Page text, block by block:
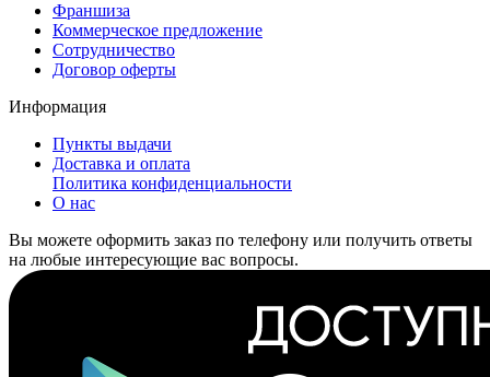
Франшиза
Коммерческое предложение
Сотрудничество
Договор оферты
Информация
Пункты выдачи
Доставка и оплата
Политика конфиденциальности
О нас
Вы можете оформить заказ по телефону или получить ответы
на любые интересующие вас вопросы.